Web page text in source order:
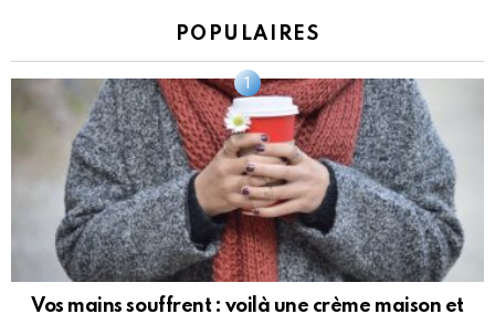
POPULAIRES
Vos mains souffrent : voilà une crème maison et